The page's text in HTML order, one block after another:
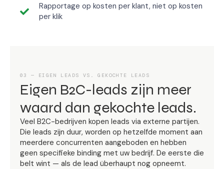
Rapportage op kosten per klant, niet op kosten
per klik
03 — EIGEN LEADS VS. GEKOCHTE LEADS
Eigen B2C-leads zijn meer
waard dan gekochte leads.
Veel B2C-bedrijven kopen leads via externe partijen.
Die leads zijn duur, worden op hetzelfde moment aan
meerdere concurrenten aangeboden en hebben
geen specifieke binding met uw bedrijf. De eerste die
belt wint — als de lead überhaupt nog opneemt.